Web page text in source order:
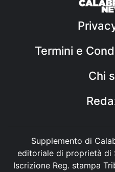
Termini e
Chi
Supplemento di
editoriale di proprietà di
Iscrizione Reg. stampa